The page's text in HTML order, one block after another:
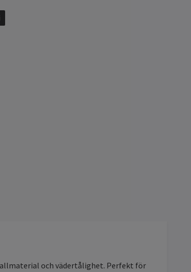
och vädertålighet. Perfekt för